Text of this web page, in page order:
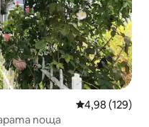
Средна
4,98 (129)
поща